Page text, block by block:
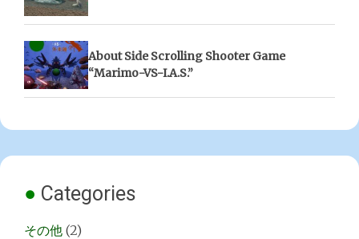
About Side Scrolling Shooter Game
“Marimo-VS-I.A.S.”
Categories
その他 (2)